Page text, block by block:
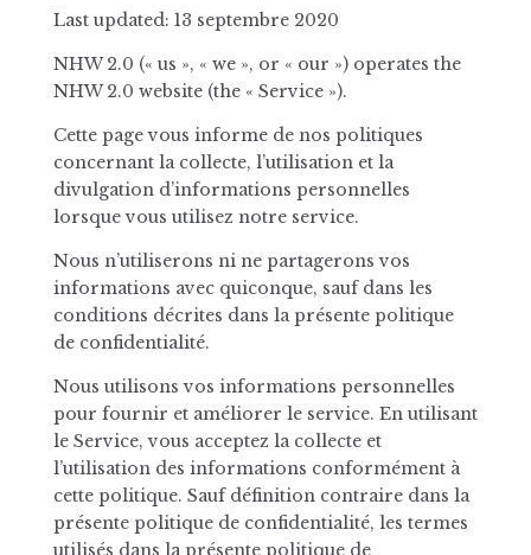
Last updated: 13 septembre 2020
NHW 2.0 (« us », « we », or « our ») operates the
NHW 2.0 website (the « Service »).
Cette page vous informe de nos politiques
concernant la collecte, l’utilisation et la
divulgation d’informations personnelles
lorsque vous utilisez notre service.
Nous n’utiliserons ni ne partagerons vos
informations avec quiconque, sauf dans les
conditions décrites dans la présente politique
de confidentialité.
Nous utilisons vos informations personnelles
pour fournir et améliorer le service. En utilisant
le Service, vous acceptez la collecte et
l’utilisation des informations conformément à
cette politique. Sauf définition contraire dans la
présente politique de confidentialité, les termes
utilisés dans la présente politique de